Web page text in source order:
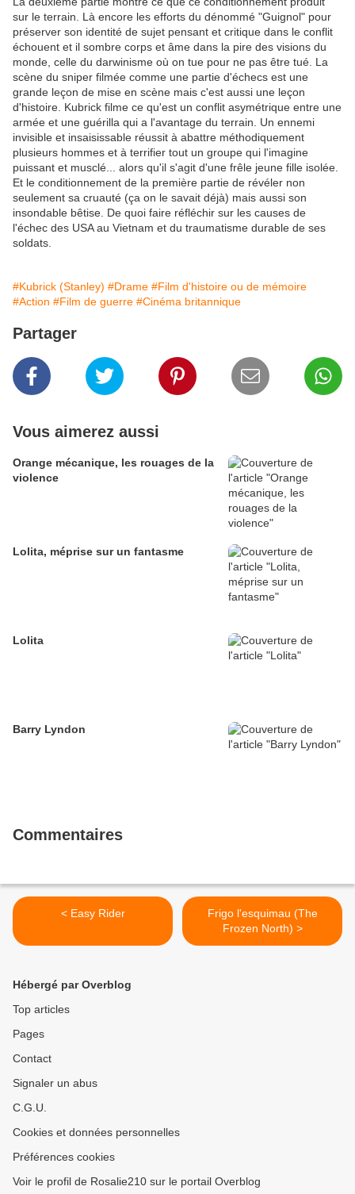
sur le terrain. Là encore les efforts du dénommé "Guignol" pour
préserver son identité de sujet pensant et critique dans le conflit
échouent et il sombre corps et âme dans la pire des visions du
monde, celle du darwinisme où on tue pour ne pas être tué. La
scène du sniper filmée comme une partie d'échecs est une
grande leçon de mise en scène mais c'est aussi une leçon
d'histoire. Kubrick filme ce qu'est un conflit asymétrique entre une
armée et une guérilla qui a l'avantage du terrain. Un ennemi
invisible et insaisissable réussit à abattre méthodiquement
plusieurs hommes et à terrifier tout un groupe qui l'imagine
puissant et musclé... alors qu'il s'agit d'une frêle jeune fille isolée.
Et le conditionnement de la première partie de révéler non
seulement sa cruauté (ça on le savait déjà) mais aussi son
insondable bêtise. De quoi faire réfléchir sur les causes de
l'échec des USA au Vietnam et du traumatisme durable de ses
soldats.
#Kubrick (Stanley) #Drame #Film d'histoire ou de mémoire
#Action #Film de guerre #Cinéma britannique
Partager
Vous aimerez aussi
Orange mécanique, les rouages de la
violence
Lolita, méprise sur un fantasme
Lolita
Barry Lyndon
Commentaires
< Easy Rider
Frigo l'esquimau (The
Frozen North) >
Hébergé par Overblog
Top articles
Pages
Contact
Signaler un abus
C.G.U.
Cookies et données personnelles
Préférences cookies
Voir le profil de Rosalie210 sur le portail Overblog